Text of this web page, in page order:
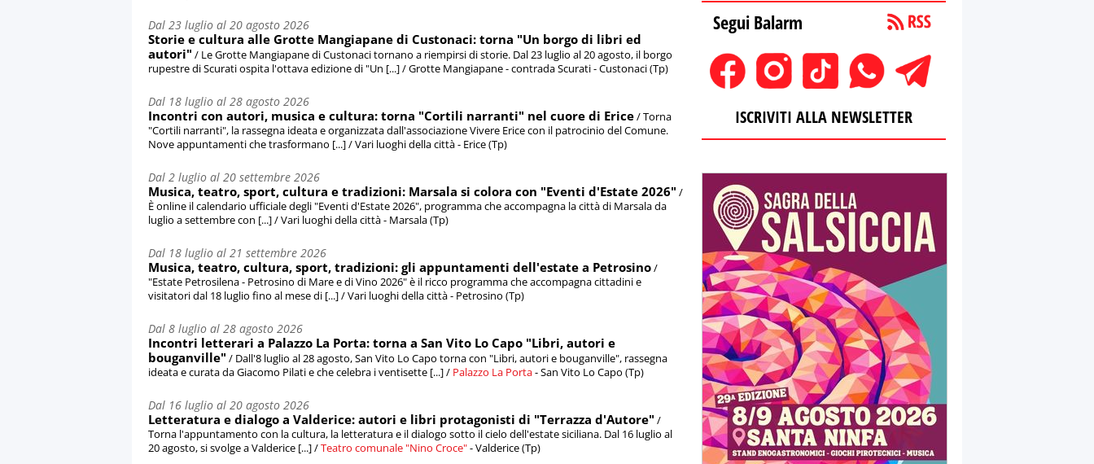
Dal 23 luglio al 20 agosto 2026
Storie e cultura alle Grotte Mangiapane di Custonaci: torna "Un borgo di libri ed
autori" / Le Grotte Mangiapane di Custonaci tornano a riempirsi di storie. Dal 23 luglio al 20 agosto, il borgo
rupestre di Scurati ospita l'ottava edizione di "Un [...] / Grotte Mangiapane - contrada Scurati - Custonaci (Tp)
Dal 18 luglio al 28 agosto 2026
Incontri con autori, musica e cultura: torna "Cortili narranti" nel cuore di Erice/ Torna
"Cortili narranti", la rassegna ideata e organizzata dall'associazione Vivere Erice con il patrocinio del Comune.
Nove appuntamenti che trasformano [...] / Vari luoghi della città - Erice (Tp)
Dal 2 luglio al 20 settembre 2026
Musica, teatro, sport, cultura e tradizioni: Marsala si colora con "Eventi d'Estate 2026" /
È online il calendario ufficiale degli "Eventi d'Estate 2026", programma che accompagna la città di Marsala da
luglio a settembre con [...] / Vari luoghi della città - Marsala (Tp)
Dal 18 luglio al 21 settembre 2026
Musica, teatro, cultura, sport, tradizioni: gli appuntamenti dell'estate a Petrosino/
"Estate Petrosilena - Petrosino di Mare e di Vino 2026" è il ricco programma che accompagna cittadini e
visitatori dal 18 luglio fino al mese di [...] / Vari luoghi della città - Petrosino (Tp)
Dal 8 luglio al 28 agosto 2026
Incontri letterari a Palazzo La Porta: torna a San Vito Lo Capo "Libri, autori e
bouganville" / Dall'8 luglio al 28 agosto, San Vito Lo Capo torna con "Libri, autori e bouganville", rassegna
ideata e curata da Giacomo Pilati e che celebra i ventisette [...] / Palazzo La Porta- San Vito Lo Capo (Tp)
Dal 16 luglio al 20 agosto 2026
Letteratura e dialogo a Valderice: autori e libri protagonisti di "Terrazza d'Autore" /
Torna l'appuntamento con la cultura, la letteratura e il dialogo sotto il cielo dell'estate siciliana. Dal 16 luglio al
20 agosto, si svolge a Valderice [...] /Teatro comunale "Nino Croce"- Valderice (Tp)
Segui Balarm
ISCRIVITI ALLA NEWSLETTER